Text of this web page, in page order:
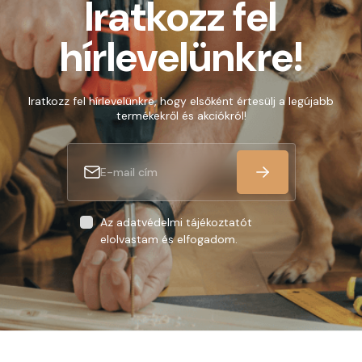
Iratkozz fel
hírlevelünkre!
Iratkozz fel hírlevelünkre, hogy elsőként értesülj a legújabb
termékekről és akciókról!
Az adatvédelmi tájékoztatót
elolvastam és elfogadom.